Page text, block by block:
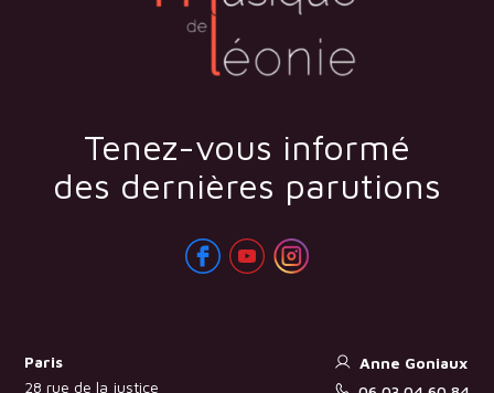
Tenez-vous informé
des dernières parutions
Paris
28 rue de la justice
Anne Goniaux